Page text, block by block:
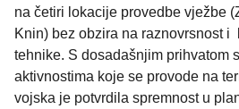
na četiri lokacije provedbe vježbe
Knin) bez obzira na raznovrsnost
tehnike. S dosadašnjim prihvatom
aktivnostima koje se provode na
vojska je potvrdila spremnost u